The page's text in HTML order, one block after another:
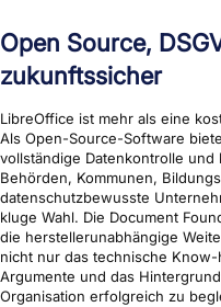
Open Source,
zukunftssicher
LibreOffice ist mehr als eine
Als Open-Source-Software
vollständige Datenkontrolle
Behörden, Kommunen,
datenschutzbewusste
kluge Wahl. Die Document
die herstellerunabhängige
nicht nur das technische
Argumente und das
Organisation erfolgreich zu